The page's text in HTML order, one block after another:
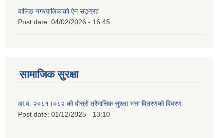
वालिङ नगरपालिकाको ऐन सङ्ग्रह
Post date: 04/02/2026 - 16:45
सामाजिक सुरक्षा
आ.व. २०८१।०८२ को दोस्रो त्रैमासिक सुरक्षा भत्ता वितरणको विवरण
Post date: 01/12/2025 - 13:10